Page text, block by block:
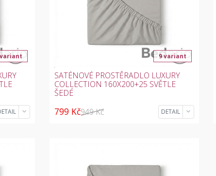
9 variant
SATÉNOVÉ PROSTĚRADLO LUXURY
COLLECTION 160X200+25 SVĚTLE
ŠEDÉ
799 Kč949 Kč DETAIL